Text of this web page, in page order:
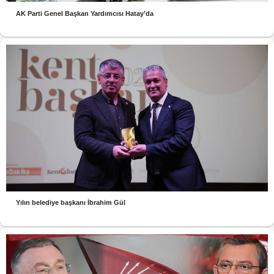
AK Parti Genel Başkan Yardımcısı Hatay’da
Yılın belediye başkanı İbrahim Gül